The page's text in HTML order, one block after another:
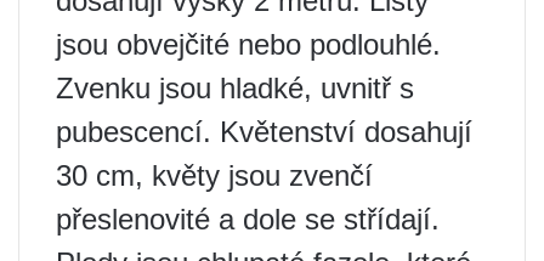
jsou obvejčité nebo podlouhlé.
Zvenku jsou hladké, uvnitř s
pubescencí. Květenství dosahují
30 cm, květy jsou zvenčí
přeslenovité a dole se střídají.